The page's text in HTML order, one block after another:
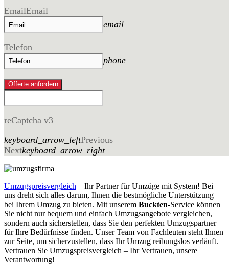
EmailEmail
email
Telefon
phone
Offerte anfordern
reCaptcha v3
keyboard_arrow_leftPrevious
Nextkeyboard_arrow_right
Umzugspreisvergleich – Ihr Partner für Umzüge mit System! Bei
uns dreht sich alles darum, Ihnen die bestmögliche Unterstützung
bei Ihrem Umzug zu bieten. Mit unserem Buckten-Service können
Sie nicht nur bequem und einfach Umzugsangebote vergleichen,
sondern auch sicherstellen, dass Sie den perfekten Umzugspartner
für Ihre Bedürfnisse finden. Unser Team von Fachleuten steht Ihnen
zur Seite, um sicherzustellen, dass Ihr Umzug reibungslos verläuft.
Vertrauen Sie Umzugspreisvergleich – Ihr Vertrauen, unsere
Verantwortung!